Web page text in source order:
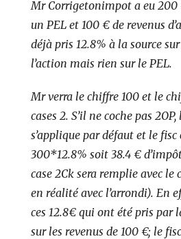
Mr Corrigetonimpot a eu 200
un PEL et 100 € de revenus
déjà pris 12.8% à la source
l’action mais rien sur le PEL.
Mr verra le chiffre 100 et le
cases 2. S’il ne coche pas
s’applique par défaut et le fisc
300*12.8% soit 38.4 €
case 2Ck sera remplie avec le
en réalité avec l’arrondi). En
ces 12.8€ qui ont été pris par
sur les revenus de 100 €; le